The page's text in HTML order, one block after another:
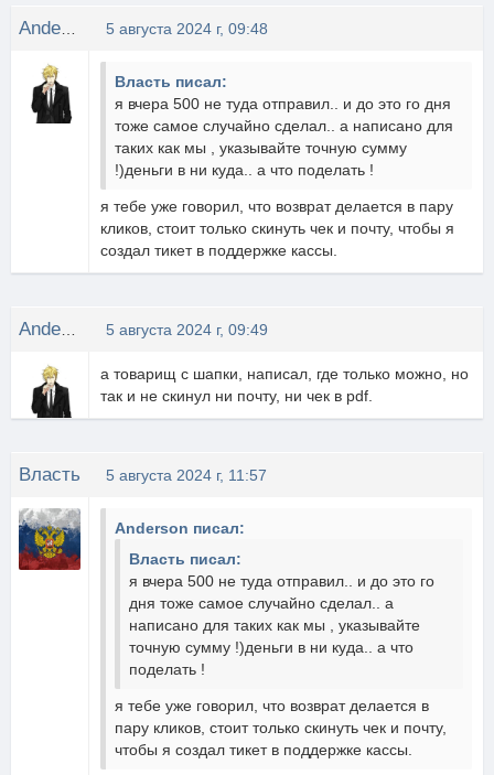
5 августа 2024 г, 09:48
Власть писал:
я вчера 500 не туда отправил.. и до это го дня
тоже самое случайно сделал.. а написано для
таких как мы , указывайте точную сумму
!)деньги в ни куда.. а что поделать !
я тебе уже говорил, что возврат делается в пару
кликов, стоит только скинуть чек и почту, чтобы я
создал тикет в поддержке кассы.
5 августа 2024 г, 09:49
а товарищ с шапки, написал, где только можно, но
так и не скинул ни почту, ни чек в pdf.
Власть 5 августа 2024 г, 11:57
Anderson писал:
Власть писал:
я вчера 500 не туда отправил.. и до это го
дня тоже самое случайно сделал.. а
написано для таких как мы , указывайте
точную сумму !)деньги в ни куда.. а что
поделать !
я тебе уже говорил, что возврат делается в
пару кликов, стоит только скинуть чек и почту,
чтобы я создал тикет в поддержке кассы.